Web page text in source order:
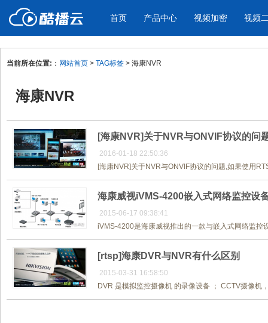
首页 产品中心
产品与新功能
教学课程全终端视频加密
防下载/防盗录/防录屏/防篡改
免费稳定无广
帮助企业视频
视频加密 视频
应用场景
色
为个人网站、博客论坛，添加视频
内容
工作场景的工作
年会节目
当前所在位置: ： 网站首页 > TAG标签 > 海康NVR
海康NVR
[海康NVR]关于NVR与ONVIF协议的问
2016-01-18 22:50:36
[海康NVR]关于NVR与ONVIF协议的问题,如果使用
海康威视iVMS-4200嵌入式网络监控设
2015-06-17 09:38:41
iVMS-4200是海康威视推出的一款与嵌入式网络监控
[rtsp]海康DVR与NVR有什么区别
2015-03-31 16:58:50
DVR 是模拟监控摄像机 的录像设备 ； CCTV摄像机